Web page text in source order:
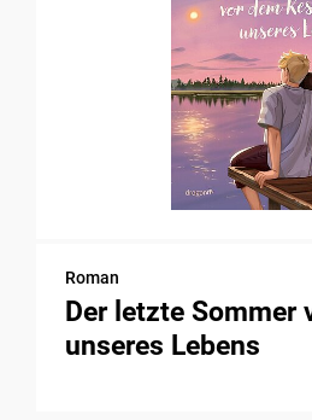
Roman
Der letzte Sommer
unseres Lebens